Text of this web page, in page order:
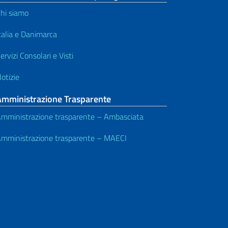
siamo
e Danimarca
Consolari e Visti
Trasparente
trasparente – Ambasciata
trasparente – MAECI